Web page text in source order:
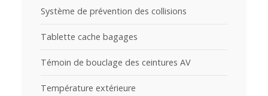
Système de prévention des collisions
Tablette cache bagages
Témoin de bouclage des ceintures AV
Température extérieure